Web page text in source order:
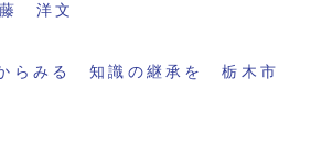
洋文
らみる 知識の継承を 栃木市